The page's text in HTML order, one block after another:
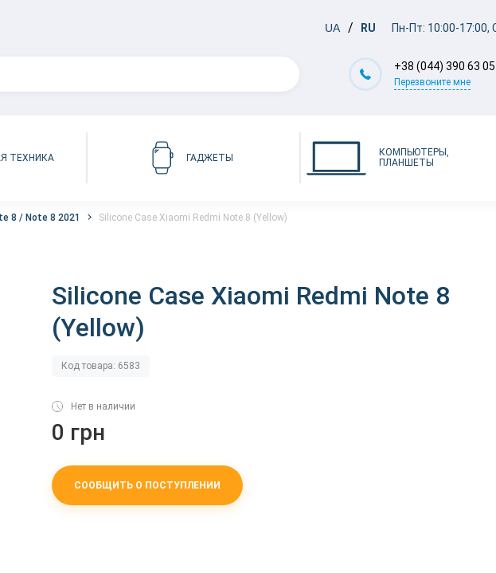
UA RU Пн-Пт: 10:00-17:00,
+38 (044) 390 63 05
Перезвоните мне
ТЕХНИКА ГАДЖЕТЫ
КОМПЬЮТЕРЫ,
ПЛАНШЕТЫ
8 / Note 8 2021 Silicone Case Xiaomi Redmi Note 8 (Yellow)
Silicone Case Xiaomi Redmi Note 8
(Yellow)
Код товара: 6583
Нет в наличии
0 грн
СООБЩИТЬ О ПОСТУПЛЕНИИ